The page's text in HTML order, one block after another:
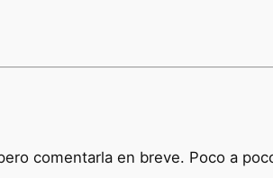
comentarla en breve. Poco a